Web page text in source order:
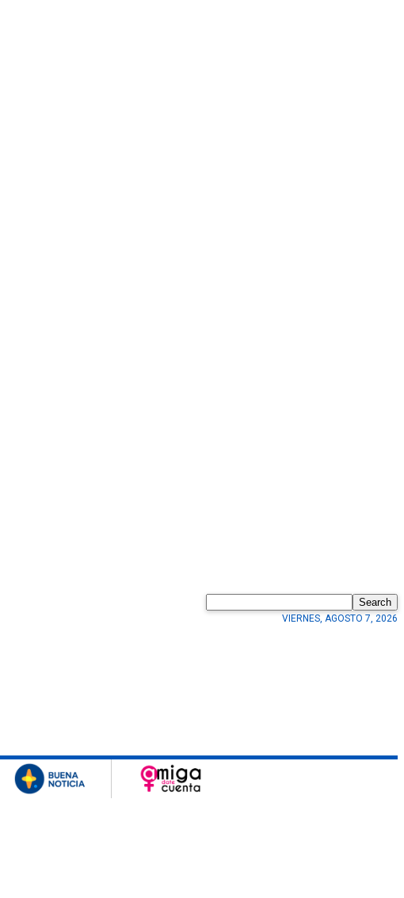
Search
VIERNES, AGOSTO 7, 2026